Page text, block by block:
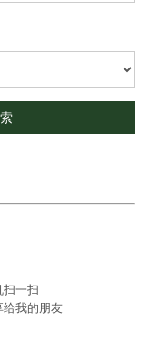
扫一扫
给我的朋友